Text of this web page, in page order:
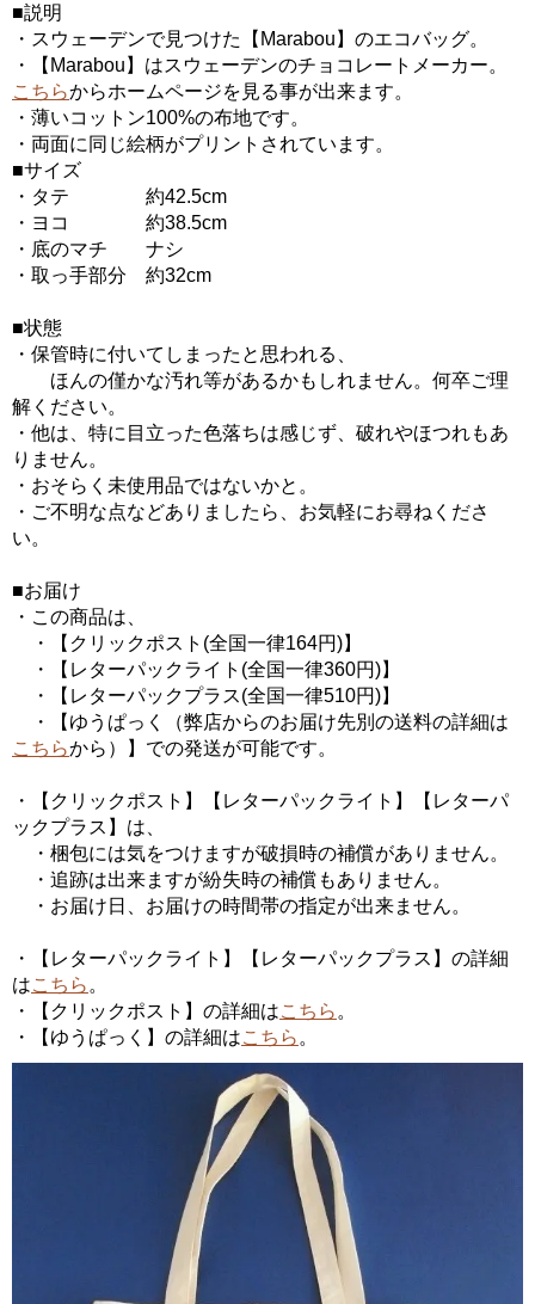
■説明
・スウェーデンで見つけた【Marabou】のエコバッグ。
・【Marabou】はスウェーデンのチョコレートメーカー。
こちらからホームページを見る事が出来ます。
・薄いコットン100%の布地です。
・両面に同じ絵柄がプリントされています。
■サイズ
・タテ 約42.5cm
・ヨコ 約38.5cm
・底のマチ ナシ
・取っ手部分 約32cm
■状態
・保管時に付いてしまったと思われる、
ほんの僅かな汚れ等があるかもしれません。何卒ご理
解ください。
・他は、特に目立った色落ちは感じず、破れやほつれもあ
りません。
・おそらく未使用品ではないかと。
・ご不明な点などありましたら、お気軽にお尋ねくださ
い。
■お届け
・この商品は、
・【クリックポスト(全国一律164円)】
・【レターパックライト(全国一律360円)】
・【レターパックプラス(全国一律510円)】
・【ゆうぱっく（弊店からのお届け先別の送料の詳細は
こちらから）】での発送が可能です。
・【クリックポスト】【レターパックライト】【レターパ
ックプラス】は、
・梱包には気をつけますが破損時の補償がありません。
・追跡は出来ますが紛失時の補償もありません。
・お届け日、お届けの時間帯の指定が出来ません。
・【レターパックライト】【レターパックプラス】の詳細
はこちら 。
・【クリックポスト】の詳細はこちら 。
・【ゆうぱっく】の詳細はこちら 。